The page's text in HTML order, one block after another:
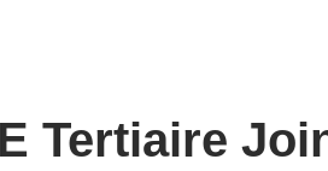
Tertiaire